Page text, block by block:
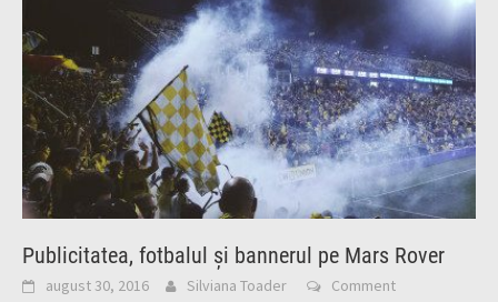
Publicitatea, fotbalul și bannerul pe Mars Rover
august 30, 2016 Silviana Toader Comment